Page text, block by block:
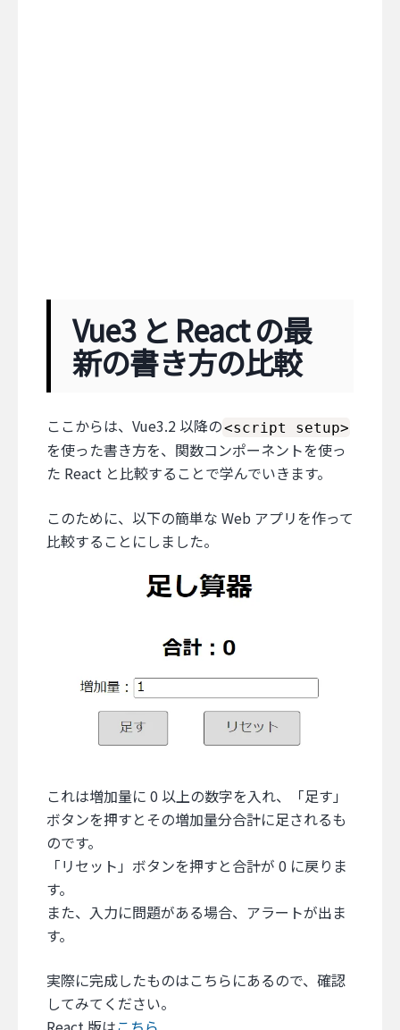
Vue3 と React の最
新の書き方の比較
ここからは、Vue3.2 以降の<script setup>
を使った書き方を、関数コンポーネントを使っ
た React と比較することで学んでいきます。
このために、以下の簡単な Web アプリを作って
比較することにしました。
これは増加量に 0 以上の数字を入れ、「足す」
ボタンを押すとその増加量分合計に足されるも
のです。
「リセット」ボタンを押すと合計が 0 に戻りま
す。
また、入力に問題がある場合、アラートが出ま
す。
実際に完成したものはこちらにあるので、確認
してみてください。